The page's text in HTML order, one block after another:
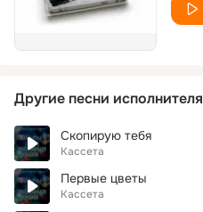
Другие песни исполнителя
Скопирую тебя
Кассета
Первые цветы
Кассета